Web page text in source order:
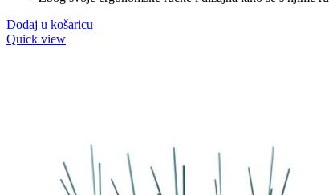
Dodaj u košaricu
Quick view